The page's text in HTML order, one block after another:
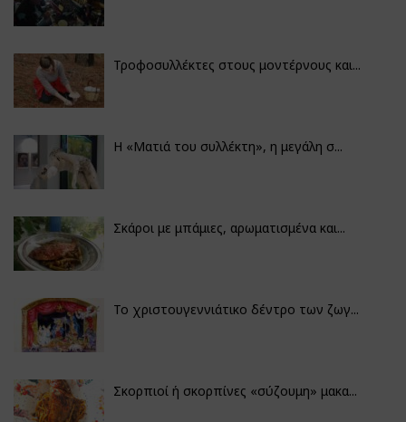
Τροφοσυλλέκτες στους μοντέρνους και...
H «Ματιά του συλλέκτη», η μεγάλη σ...
Σκάροι με μπάμιες, αρωματισμένα και...
Το χριστουγεννιάτικο δέντρο των ζωγ...
Σκορπιοί ή σκορπίνες «σύζουμη» μακα...